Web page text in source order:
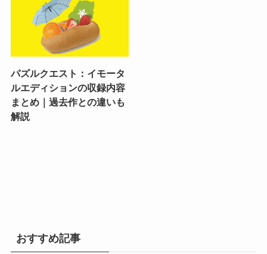
パズルクエスト：イモータ
ルエディションの収録内容
まとめ｜過去作との違いも
解説
おすすめ記事